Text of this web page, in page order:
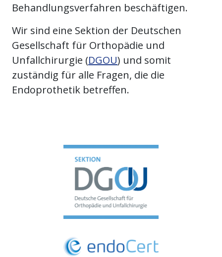
Behandlungsverfahren beschäftigen.
Wir sind eine Sektion der Deutschen
Gesellschaft für Orthopädie und
Unfallchirurgie (DGOU) und somit
zuständig für alle Fragen, die die
Endoprothetik betreffen.